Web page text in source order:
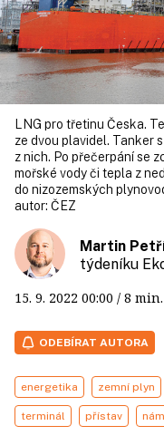
LNG pro třetinu Česka.
ze dvou plavidel. Tanker
z nich. Po přečerpání se
mořské vody či tepla z
do nizozemských
autor: ČEZ
Martin
týdeníku
15. 9. 2022 00:00 / 8
ODEBÍRAT AUTORA
energetika zemní plyn
terminál přístav